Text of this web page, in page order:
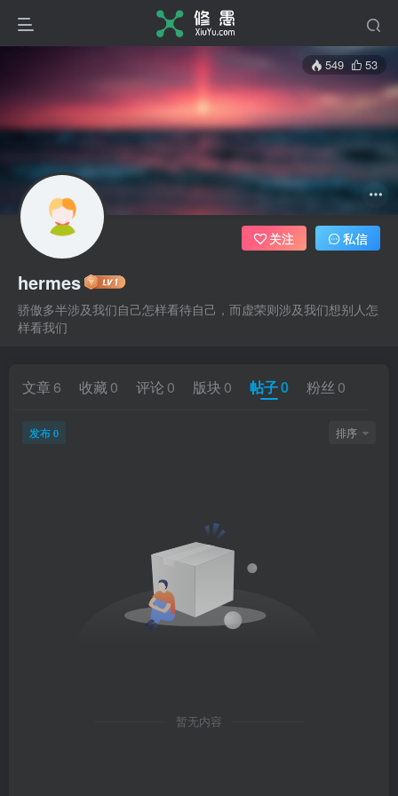
549 53
hermes
骄傲多半涉及我们自己怎样看待自己，而虚荣则涉及我们想别人怎
样看我们
关注 私信
文章 6 收藏 0 评论 0 版块 0 帖子0 粉丝 0
发布 0 排序
暂无内容